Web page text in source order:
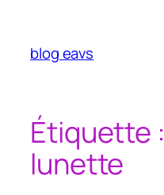
contenu
blog eavs
Étiquette :
lunette